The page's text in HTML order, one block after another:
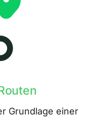
Grundlage einer